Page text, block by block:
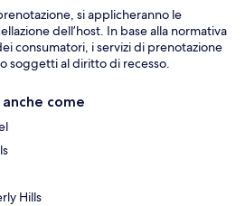
si applicheranno le
dell’host. In base alla normativa
consumatori, i servizi di prenotazione
soggetti al diritto di recesso.
come
Hills